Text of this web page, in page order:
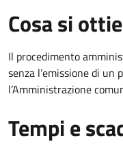
Cosa si
Il procedimento
senza l’emissione di un
l’Amministrazione
Tempi e